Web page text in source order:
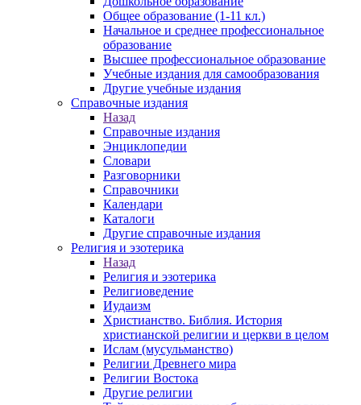
Общее образование (1-11 кл.)
Начальное и среднее профессиональное
образование
Высшее профессиональное образование
Учебные издания для самообразования
Другие учебные издания
Справочные издания
Назад
Справочные издания
Энциклопедии
Словари
Разговорники
Справочники
Календари
Каталоги
Другие справочные издания
Религия и эзотерика
Назад
Религия и эзотерика
Религиоведение
Иудаизм
Христианство. Библия. История
христианской религии и церкви в целом
Ислам (мусульманство)
Религии Древнего мира
Религии Востока
Другие религии